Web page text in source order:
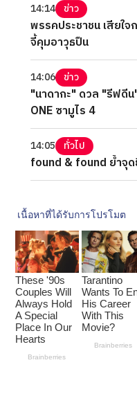
14:14 ข่าว
พรรคประชาชน เสียใ
จี้คุมอาวุธปืน
14:06 ข่าว
"นาดากะ" ดวล "รีฟดี
ONE ซามูไร 4
14:05 ทั่วไป
found & found ย้ำจุ